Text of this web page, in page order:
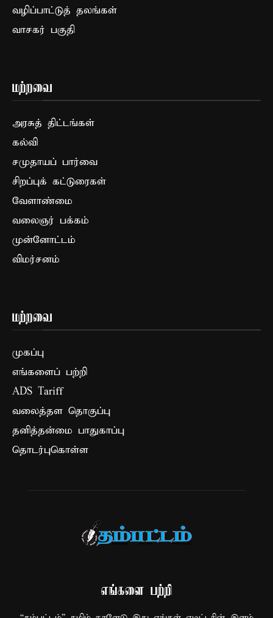
வழிப்பாட்டுத் தலங்கள்
வாசகர் பகுதி
மற்றவை
அரசுத் திட்டங்கள்
கல்வி
சமுதாயப் பார்வை
சிறப்புக் கட்டுரைகள்
வேளாண்மை
வலைஞர் பக்கம்
முன்னோட்டம்
விமர்சனம்
மற்றவை
முகப்பு
எங்களைப் பற்றி
ADS Tariff
வலைத்தள தொகுப்பு
தனித்தன்மை பாதுகாப்பு
தொடர்புகொள்ள
எங்களை பற்றி